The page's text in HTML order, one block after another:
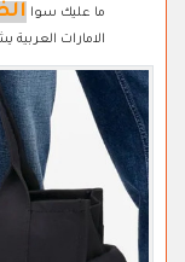
ما عليك سوا
الامارات